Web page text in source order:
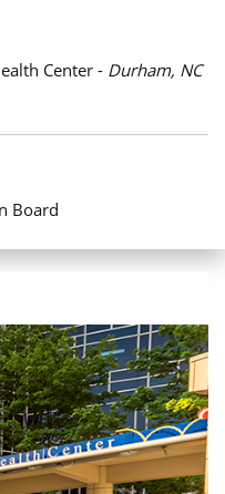
Center - Durham, NC
Board